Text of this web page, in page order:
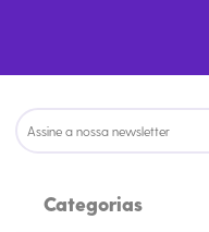
Categorias